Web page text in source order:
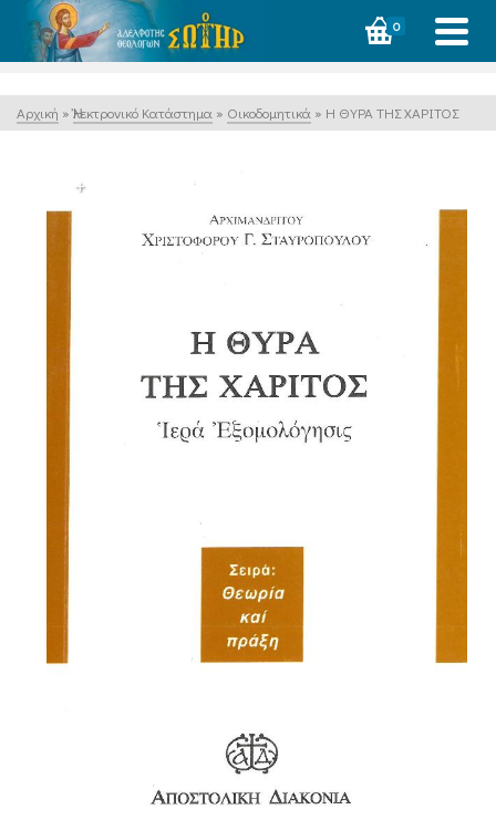
0
Αρχική » Ἠλεκτρονικό Κατάστημα » Οικοδομητικά » Η ΘΥΡΑ ΤΗΣ ΧΑΡΙΤΟΣ